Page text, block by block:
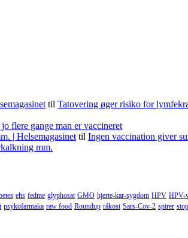
til Tatovering øger risiko for
flere gange man er vaccineret
| Helsemagasinettil Ingen vaccination giver
mm.
ehs fedme glyphosat GMO hjerte-kar-sygdom HPV HPV-
psykofarmaka raw food Roundup råkost Sars-Cov-2 spirer